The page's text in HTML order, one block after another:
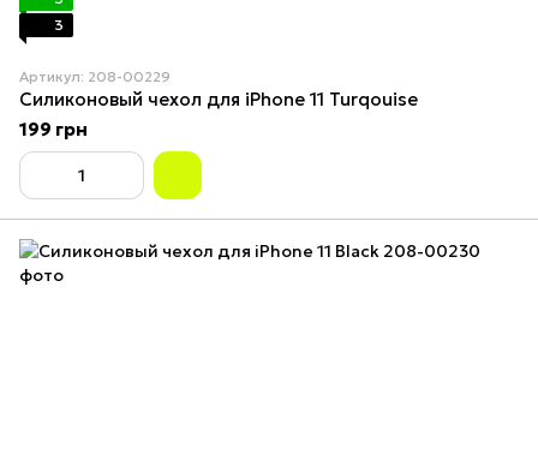
3
Артикул: 208-00229
Силиконовый чехол для iPhone 11 Turqouise
199 грн